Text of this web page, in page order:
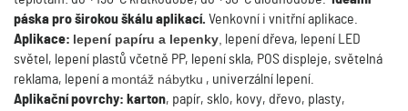
páska pro širokou škálu aplikací. Venkovní i vnitřní aplikace.
Aplikace: lepení papíru a lepenky
lepení dřeva, lepení LED
světel, lepení plastů včetně PP, lepení skla, POS displeje, světelná
reklama, lepení a montáž nábytku , univerzální lepení.
Aplikační povrchy: karton, papír, sklo, kovy, dřevo, plasty,